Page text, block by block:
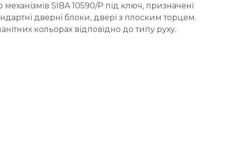
механізмів SIBA 10590/P під ключ, призначені
дверні блоки, двері з плоским торцем.
кольорах відповідно до типу руху.